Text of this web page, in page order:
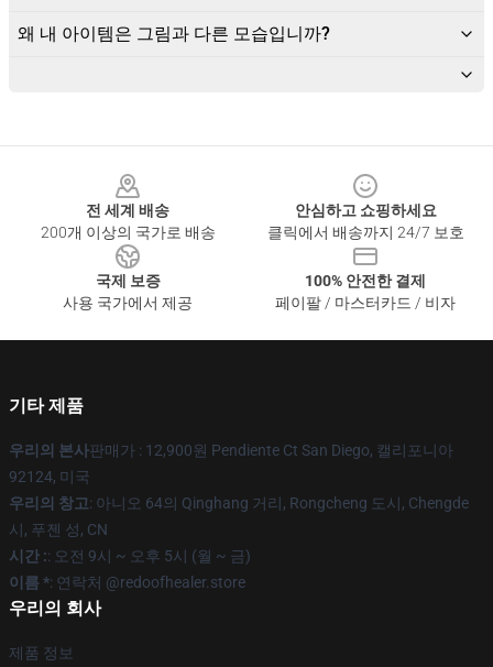
왜 내 아이템은 그림과 다른 모습입니까?
전 세계 배송
200개 이상의 국가로 배송
안심하고 쇼핑하세요
클릭에서 배송까지 24/7 보호
국제 보증
사용 국가에서 제공
100% 안전한 결제
페이팔 / 마스터카드 / 비자
기타 제품
우리의 본사판매가 : 12,900원 Pendiente Ct San Diego, 캘리포니아
92124, 미국
우리의 창고: 아니오 64의 Qinghang 거리, Rongcheng 도시, Chengde
시, 푸젠 성, CN
시간 :: 오전 9시 ~ 오후 5시 (월 ~ 금)
이름 *: 연락처 @redoofhealer.store
우리의 회사
제품 정보